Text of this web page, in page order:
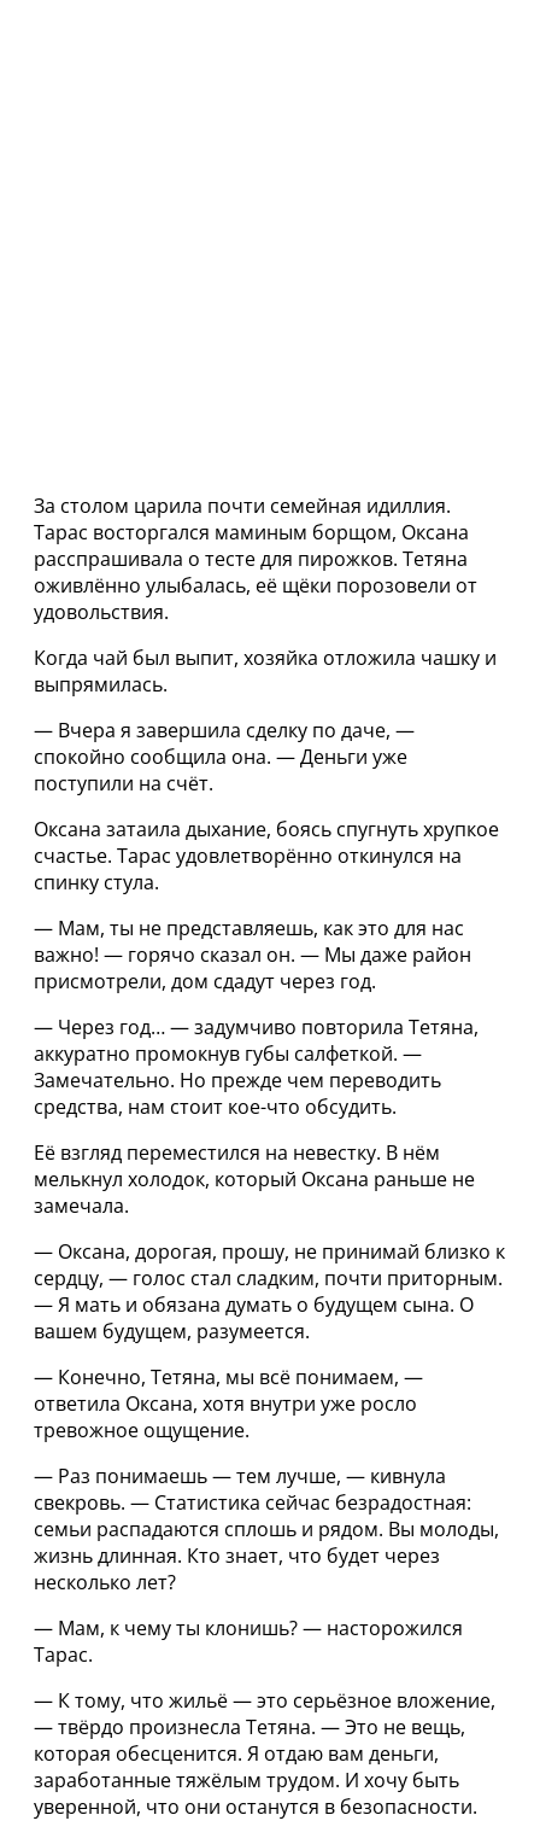
За столом царила почти семейная идиллия.
Тарас восторгался маминым борщом, Оксана
расспрашивала о тесте для пирожков. Тетяна
оживлённо улыбалась, её щёки порозовели от
удовольствия.
Когда чай был выпит, хозяйка отложила чашку и
выпрямилась.
— Вчера я завершила сделку по даче, —
спокойно сообщила она. — Деньги уже
поступили на счёт.
Оксана затаила дыхание, боясь спугнуть хрупкое
счастье. Тарас удовлетворённо откинулся на
спинку стула.
— Мам, ты не представляешь, как это для нас
важно! — горячо сказал он. — Мы даже район
присмотрели, дом сдадут через год.
— Через год… — задумчиво повторила Тетяна,
аккуратно промокнув губы салфеткой. —
Замечательно. Но прежде чем переводить
средства, нам стоит кое-что обсудить.
Её взгляд переместился на невестку. В нём
мелькнул холодок, который Оксана раньше не
замечала.
— Оксана, дорогая, прошу, не принимай близко к
сердцу, — голос стал сладким, почти приторным.
— Я мать и обязана думать о будущем сына. О
вашем будущем, разумеется.
— Конечно, Тетяна, мы всё понимаем, —
ответила Оксана, хотя внутри уже росло
тревожное ощущение.
— Раз понимаешь — тем лучше, — кивнула
свекровь. — Статистика сейчас безрадостная:
семьи распадаются сплошь и рядом. Вы молоды,
жизнь длинная. Кто знает, что будет через
несколько лет?
— Мам, к чему ты клонишь? — насторожился
Тарас.
— К тому, что жильё — это серьёзное вложение,
— твёрдо произнесла Тетяна. — Это не вещь,
которая обесценится. Я отдаю вам деньги,
заработанные тяжёлым трудом. И хочу быть
уверенной, что они останутся в безопасности.